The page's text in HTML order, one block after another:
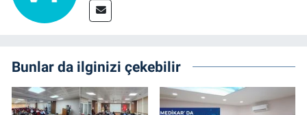
Bunlar da ilginizi çekebilir